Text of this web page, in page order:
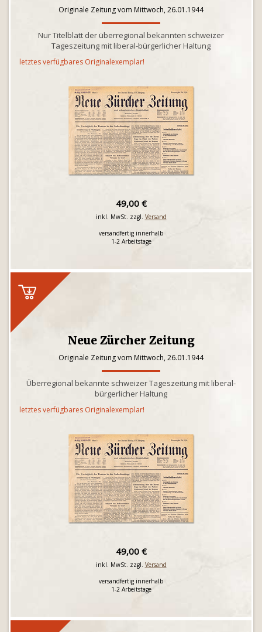
Originale Zeitung vom Mittwoch, 26.01.1944
Nur Titelblatt der überregional bekannten schweizer
Tageszeitung mit liberal-bürgerlicher Haltung
letztes verfügbares Originalexemplar!
49,00 €
inkl. MwSt. zzgl. Versand
versandfertig innerhalb
1-2 Arbeitstage
Neue Zürcher Zeitung
Originale Zeitung vom Mittwoch, 26.01.1944
Überregional bekannte schweizer Tageszeitung mit liberal-
bürgerlicher Haltung
letztes verfügbares Originalexemplar!
49,00 €
inkl. MwSt. zzgl. Versand
versandfertig innerhalb
1-2 Arbeitstage